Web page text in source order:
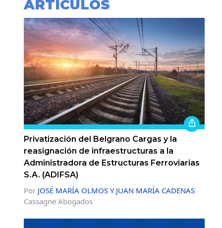
ARTÍCULOS
Privatización del Belgrano Cargas y la
reasignación de infraestructuras a la
Administradora de Estructuras Ferroviarias
S.A. (ADIFSA)
Por JOSÉ MARÍA OLMOS Y JUAN MARÍA CADENAS
Cassagne Abogados